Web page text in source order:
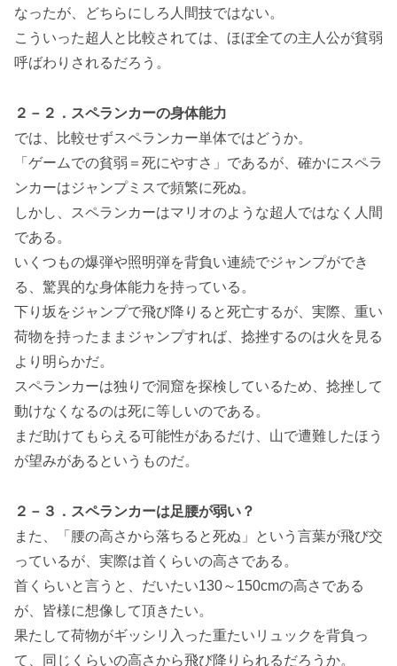
なったが、どちらにしろ人間技ではない。
こういった超人と比較されては、ほぼ全ての主人公が貧弱
呼ばわりされるだろう。
２－２．スペランカーの身体能力
では、比較せずスペランカー単体ではどうか。
「ゲームでの貧弱＝死にやすさ」であるが、確かにスペラ
ンカーはジャンプミスで頻繁に死ぬ。
しかし、スペランカーはマリオのような超人ではなく人間
である。
いくつもの爆弾や照明弾を背負い連続でジャンプができ
る、驚異的な身体能力を持っている。
下り坂をジャンプで飛び降りると死亡するが、実際、重い
荷物を持ったままジャンプすれば、捻挫するのは火を見る
より明らかだ。
スペランカーは独りで洞窟を探検しているため、捻挫して
動けなくなるのは死に等しいのである。
まだ助けてもらえる可能性があるだけ、山で遭難したほう
が望みがあるというものだ。
２－３．スペランカーは足腰が弱い？
また、「腰の高さから落ちると死ぬ」という言葉が飛び交
っているが、実際は首くらいの高さである。
首くらいと言うと、だいたい130～150cmの高さである
が、皆様に想像して頂きたい。
果たして荷物がギッシリ入った重たいリュックを背負っ
て、同じくらいの高さから飛び降りられるだろうか。